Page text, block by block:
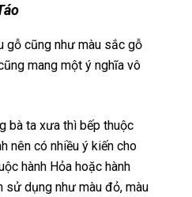
gỗ cũng như màu sắc gỗ
mang một ý nghĩa vô
bà ta xưa thì bếp thuộc
nên có nhiều ý kiến cho
hành Hỏa hoặc hành
sử dụng như màu đỏ, màu